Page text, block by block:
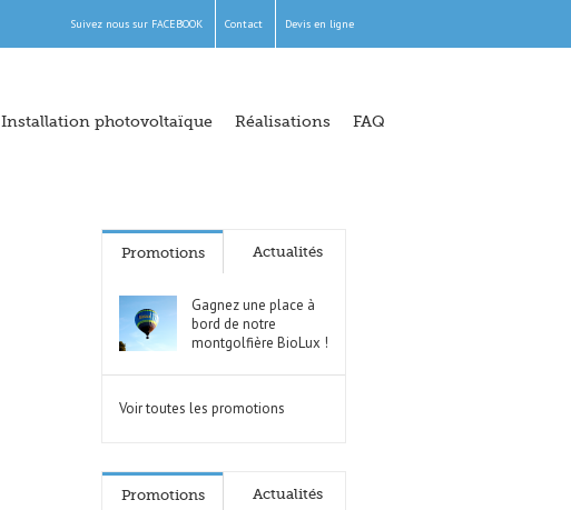
Suivez nous sur FACEBOOK Contact Devis en ligne
Installation photovoltaïque Réalisations FAQ
Promotions Actualités
Gagnez une place à
bord de notre
montgolfière BioLux !
Voir toutes les promotions
Promotions Actualités